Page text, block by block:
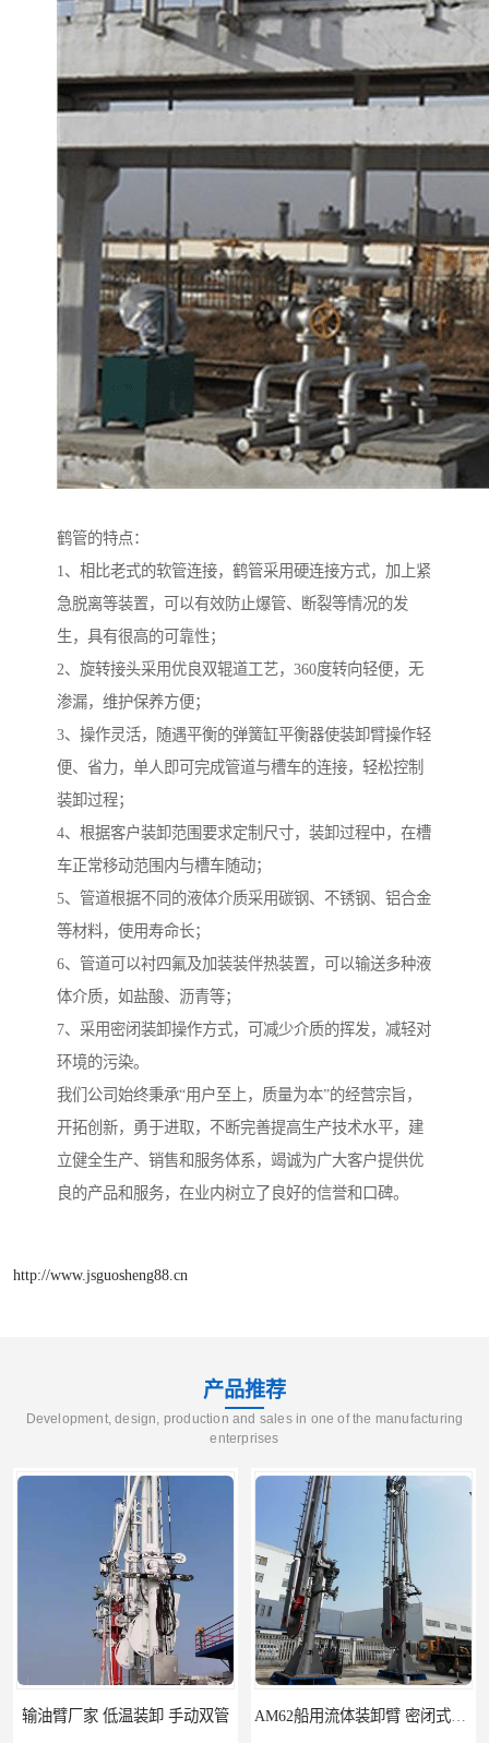
鹤管的特点：
1、相比老式的软管连接，鹤管采用硬连接方式，加上紧
急脱离等装置，可以有效防止爆管、断裂等情况的发
生，具有很高的可靠性；
2、旋转接头采用优良双辊道工艺，360度转向轻便，无
渗漏，维护保养方便；
3、操作灵活，随遇平衡的弹簧缸平衡器使装卸臂操作轻
便、省力，单人即可完成管道与槽车的连接，轻松控制
装卸过程；
4、根据客户装卸范围要求定制尺寸，装卸过程中，在槽
车正常移动范围内与槽车随动；
5、管道根据不同的液体介质采用碳钢、不锈钢、铝合金
等材料，使用寿命长；
6、管道可以衬四氟及加装装伴热装置，可以输送多种液
体介质，如盐酸、沥青等；
7、采用密闭装卸操作方式，可减少介质的挥发，减轻对
环境的污染。
我们公司始终秉承“用户至上，质量为本”的经营宗旨，
开拓创新，勇于进取，不断完善提高生产技术水平，建
立健全生产、销售和服务体系，竭诚为广大客户提供优
良的产品和服务，在业内树立了良好的信誉和口碑。
http://www.jsguosheng88.cn
产品推荐
Development, design, production and sales in one of the manufacturing
enterprises
AM62船用流体装卸臂 密闭式装卸臂 多种型号可供选择